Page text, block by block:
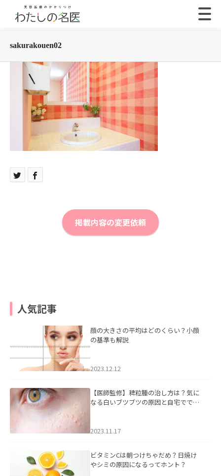
sakurakouen02
掲載内容の変更依頼
人気記事
顔の大きさの平均はどのくらい？小顔
の基準も解説
2023.12.12
【医師監修】稗粒腫の治し方は？気に
なる白いブツブツの原因と自宅ででき
2023.11.17
ビタミンCは朝つけちゃだめ？日焼け
やシミの原因になるってホント？